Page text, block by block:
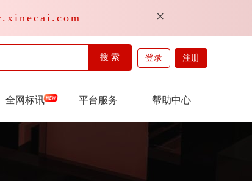
×
搜 索 登录 注册
全网标讯 平台服务 帮助中心